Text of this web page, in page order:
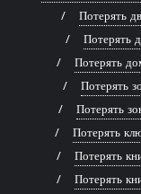
Потерять
Потерять
Потерять
Потерять
Потерять
Потерять
Потерять
Потерять